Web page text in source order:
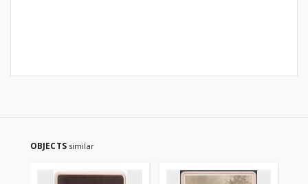
OBJECTS similar